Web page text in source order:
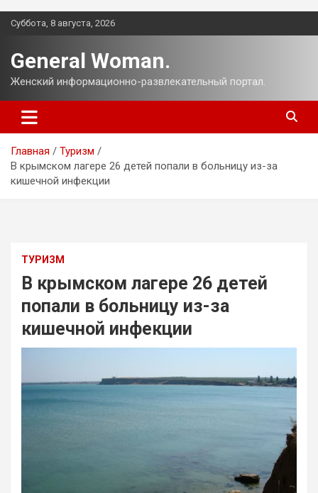
Перейти
Суббота, 8 августа, 2026
General Woman.
Женский информационно-развлекательный портал.
Главная
Туризм
В крымском лагере 26 детей попали в больницу из-за
кишечной инфекции
ТУРИЗМ
В крымском лагере 26 детей
попали в больницу из-за
кишечной инфекции